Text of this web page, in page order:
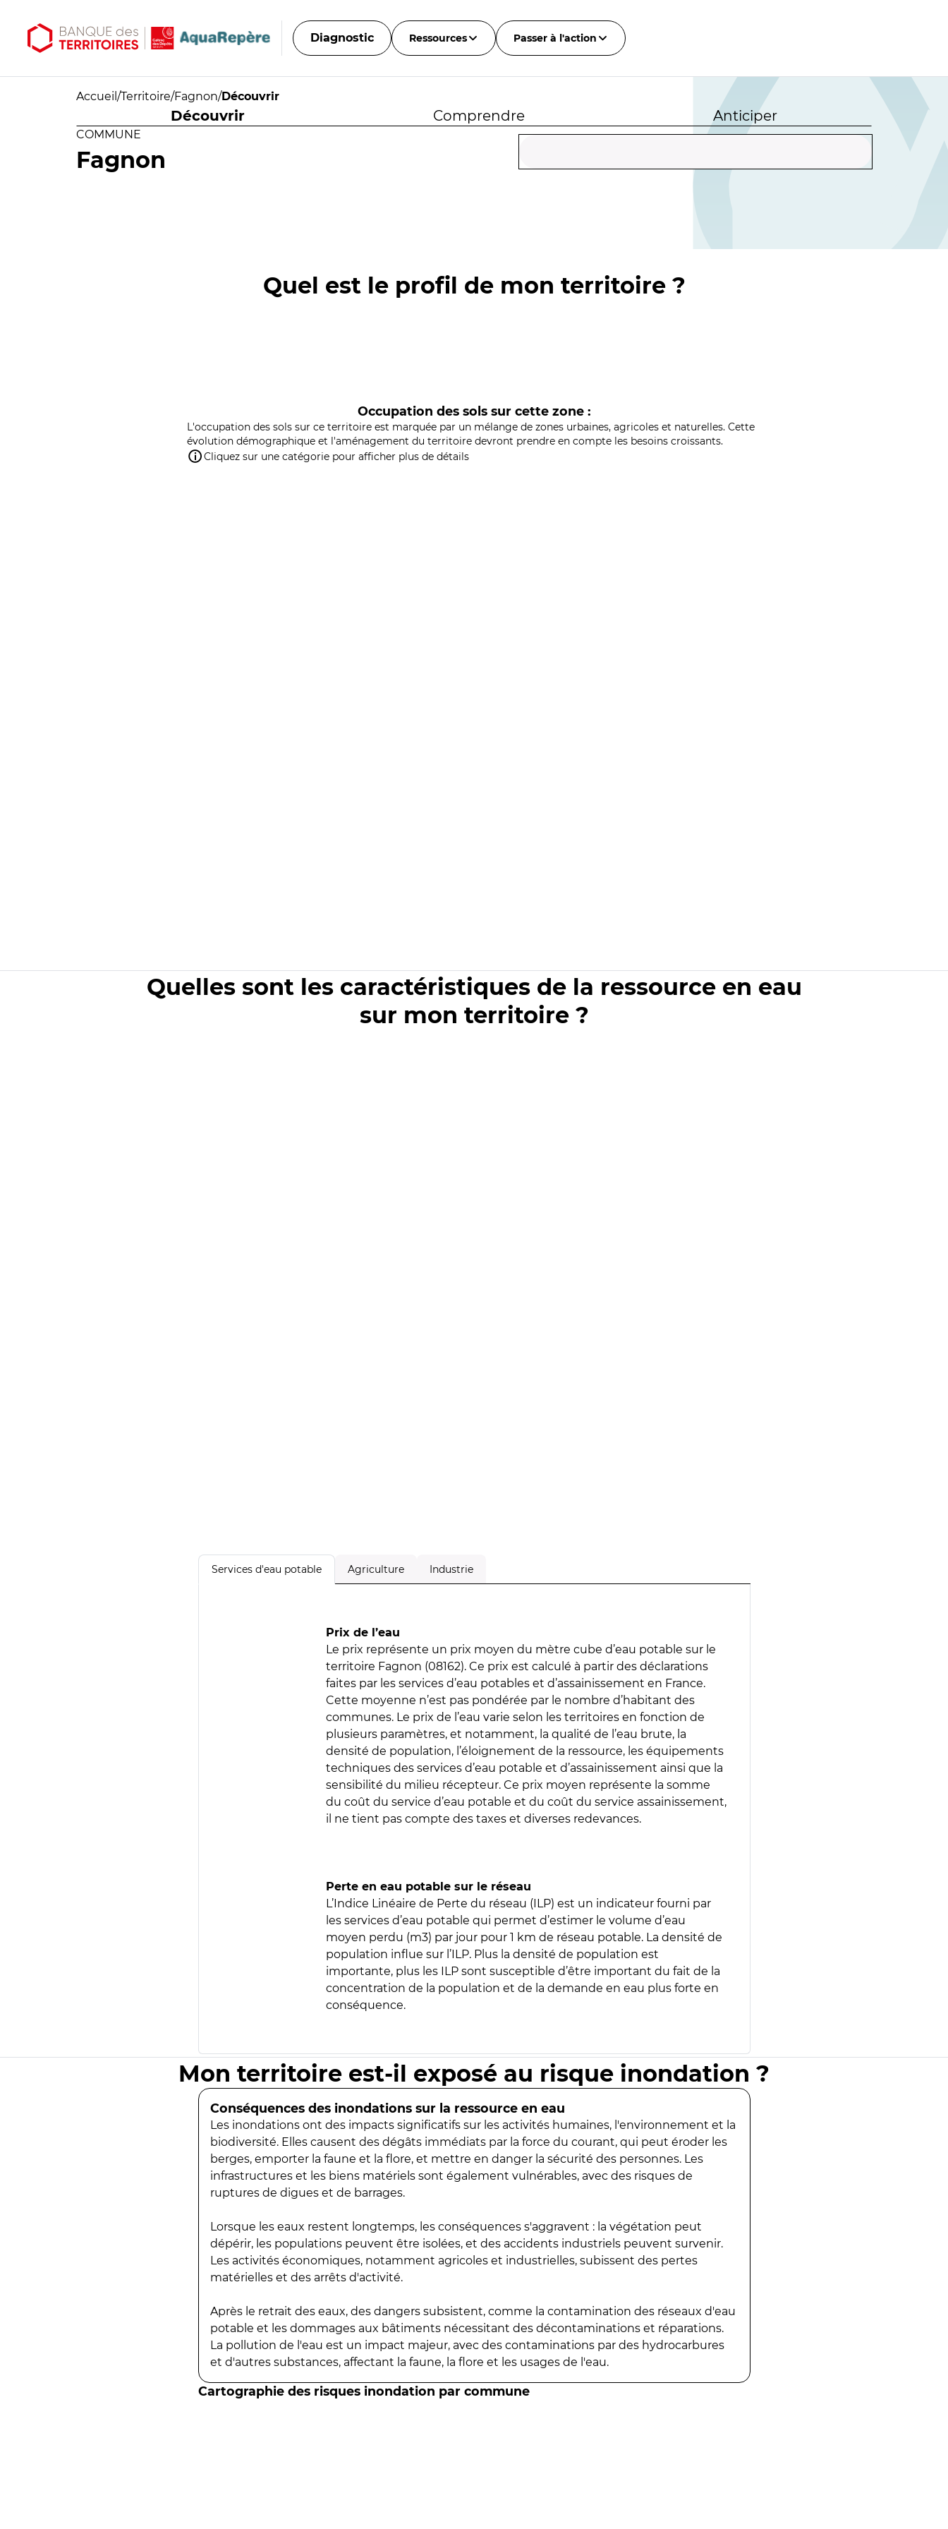
Diagnostic Ressources Passer à l'action
Accueil /Territoire/Fagnon/Découvrir
Découvrir Comprendre Anticiper
COMMUNE
Fagnon
Quel est le profil de mon territoire ?
Occupation des sols sur cette zone :
L'occupation des sols sur ce territoire est marquée par un mélange de zones urbaines, agricoles et naturelles. Cette
évolution démographique et l'aménagement du territoire devront prendre en compte les besoins croissants.
Cliquez sur une catégorie pour afficher plus de détails
Quelles sont les caractéristiques de la ressource en eau
sur mon territoire ?
Services d'eau potable Agriculture Industrie
Prix de l’eau
Le prix représente un prix moyen du mètre cube d’eau potable sur le
territoire Fagnon (08162). Ce prix est calculé à partir des déclarations
faites par les services d’eau potables et d’assainissement en France.
Cette moyenne n’est pas pondérée par le nombre d’habitant des
communes. Le prix de l’eau varie selon les territoires en fonction de
plusieurs paramètres, et notamment, la qualité de l’eau brute, la
densité de population, l’éloignement de la ressource, les équipements
techniques des services d’eau potable et d’assainissement ainsi que la
sensibilité du milieu récepteur. Ce prix moyen représente la somme
du coût du service d’eau potable et du coût du service assainissement,
il ne tient pas compte des taxes et diverses redevances.
Perte en eau potable sur le réseau
L’Indice Linéaire de Perte du réseau (ILP) est un indicateur fourni par
les services d’eau potable qui permet d’estimer le volume d’eau
moyen perdu (m3) par jour pour 1 km de réseau potable. La densité de
population influe sur l’ILP. Plus la densité de population est
importante, plus les ILP sont susceptible d’être important du fait de la
concentration de la population et de la demande en eau plus forte en
conséquence.
Mon territoire est-il exposé au risque inondation ?
Conséquences des inondations sur la ressource en eau
Les inondations ont des impacts significatifs sur les activités humaines, l'environnement et la
biodiversité. Elles causent des dégâts immédiats par la force du courant, qui peut éroder les
berges, emporter la faune et la flore, et mettre en danger la sécurité des personnes. Les
infrastructures et les biens matériels sont également vulnérables, avec des risques de
ruptures de digues et de barrages.
Lorsque les eaux restent longtemps, les conséquences s'aggravent : la végétation peut
dépérir, les populations peuvent être isolées, et des accidents industriels peuvent survenir.
Les activités économiques, notamment agricoles et industrielles, subissent des pertes
matérielles et des arrêts d'activité.
Après le retrait des eaux, des dangers subsistent, comme la contamination des réseaux d'eau
potable et les dommages aux bâtiments nécessitant des décontaminations et réparations.
La pollution de l'eau est un impact majeur, avec des contaminations par des hydrocarbures
et d'autres substances, affectant la faune, la flore et les usages de l'eau.
Cartographie des risques inondation par commune